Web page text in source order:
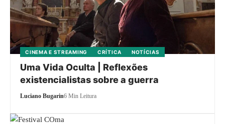
CINEMA E STREAMING CRÍTICA NOTÍCIAS
Uma Vida Oculta | Reflexões
existencialistas sobre a guerra
Luciano Bugarin6 Min Leitura